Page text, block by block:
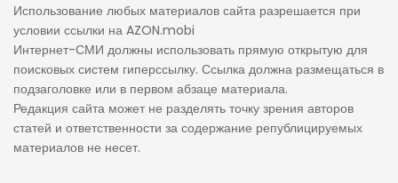
Использование любых материалов сайта разрешается при
условии ссылки на AZON.mobi
Интернет-СМИ должны использовать прямую открытую для
поисковых систем гиперссылку. Ссылка должна размещаться в
подзаголовке или в первом абзаце материала.
Редакция сайта может не разделять точку зрения авторов
статей и ответственности за содержание републицируемых
материалов не несет.